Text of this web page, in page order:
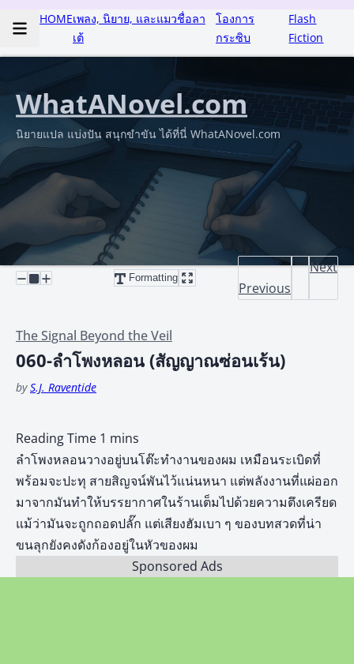
HOMEเพลง, นิยาย, และแมวชื่อลา
เต้
โองการ
กระซิบ
Flash
Fiction
WhatANovel.com
นิยายแปล แบ่งปัน สนุกขำขัน ได้ที่นี่ WhatANovel.com
Formatting
Previous
Next
The Signal Beyond the Veil
060-ลำโพงหลอน (สัญญาณซ่อนเร้น)
byS.J. Raventide
ลำโพงหลอนวางอยู่บนโต๊ะทำงานของผม เหมือนระเบิดที่
พร้อมจะปะทุ สายสิญจน์พันไว้แน่นหนา แต่พลังงานที่แผ่ออก
มาจากมันทำให้บรรยากาศในร้านเต็มไปด้วยความตึงเครียด
แม้ว่ามันจะถูกถอดปลั๊ก แต่เสียงฮัมเบา ๆ ของบทสวดที่น่า
ขนลุกยังคงดังก้องอยู่ในหัวของผม
Sponsored Ads